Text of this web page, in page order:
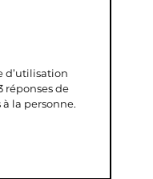
d’utilisation
réponses de
la personne.